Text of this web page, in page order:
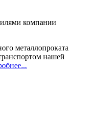
компании
металлопроката
нашей